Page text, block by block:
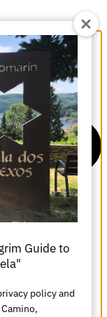
Guide to
policy and